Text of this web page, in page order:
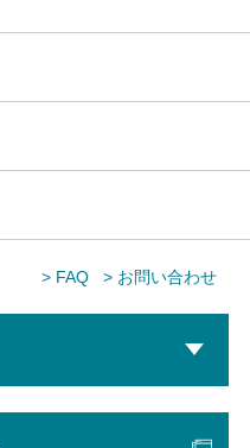
> FAQ > お問い合わせ